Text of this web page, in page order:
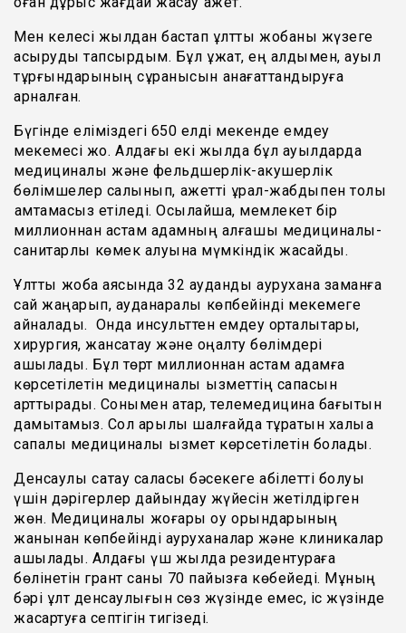
Мен келесі жылдан бастап ұлттық жобаны жүзеге
асыруды тапсырдым. Бұл құжат, ең алдымен, ауыл
тұрғындарының сұранысын қанағаттандыруға
арналған.
Бүгінде еліміздегі 650 елді мекенде емдеу
мекемесі жоқ. Алдағы екі жылда бұл ауылдарда
медициналық және фельдшерлік-акушерлік
бөлімшелер салынып, қажетті құрал-жабдықпен толық
қамтамасыз етіледі. Осылайша, мемлекет бір
миллионнан астам адамның алғашқы медициналық-
санитарлық көмек алуына мүмкіндік жасайды.
Ұлттық жоба аясында 32 аудандық аурухана заманға
сай жаңарып, ауданаралық көпбейінді мекемеге
айналады. Онда инсульттен емдеу орталықтары,
хирургия, жансақтау және оңалту бөлімдері
ашылады. Бұл төрт миллионнан астам адамға
көрсетілетін медициналық қызметтің сапасын
арттырады. Сонымен қатар, телемедицина бағытын
дамытамыз. Сол арқылы шалғайда тұратын халыққа
сапалы медициналық қызмет көрсетілетін болады.
Денсаулық сақтау саласы бәсекеге қабілетті болуы
үшін дәрігерлер дайындау жүйесін жетілдірген
жөн. Медициналық жоғары оқу орындарының
жанынан көпбейінді ауруханалар және клиникалар
ашылады. Алдағы үш жылда резидентураға
бөлінетін грант саны 70 пайызға көбейеді. Мұның
бәрі ұлт денсаулығын сөз жүзінде емес, іс жүзінде
жақсартуға септігін тигізеді.